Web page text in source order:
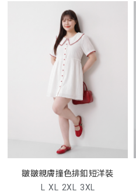
皺皺親膚撞色排釦短洋裝
L XL 2XL 3XL